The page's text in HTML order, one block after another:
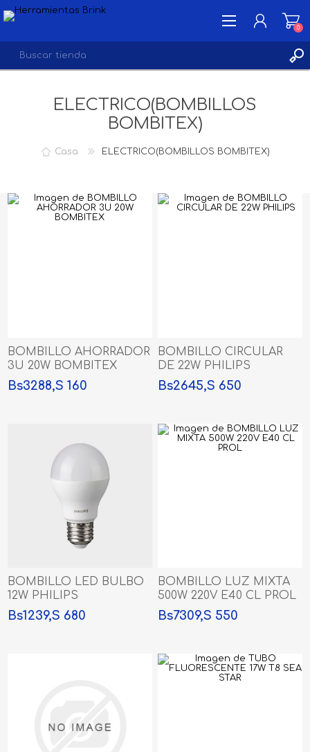
INICIA SESIÓN
0
0
ELECTRICO(BOMBILLOS
BOMBITEX)
Casa ELECTRICO(BOMBILLOS BOMBITEX)
BOMBILLO AHORRADOR
3U 20W BOMBITEX
Bs3288,S 160
BOMBILLO CIRCULAR
DE 22W PHILIPS
Bs2645,S 650
BOMBILLO LED BULBO
12W PHILIPS
Bs1239,S 680
BOMBILLO LUZ MIXTA
500W 220V E40 CL PROL
Bs7309,S 550